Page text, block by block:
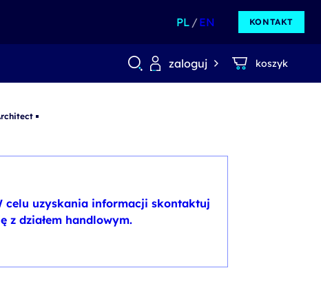
PL EN KONTAKT
zaloguj koszyk
celu uzyskania informacji skontaktuj
z działem handlowym.